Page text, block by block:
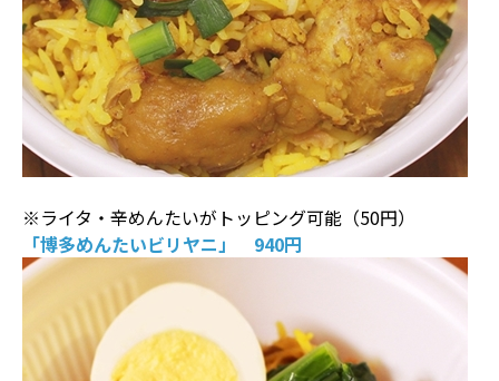
※ライタ・辛めんたいがトッピング可能（50円）
「博多めんたいビリヤニ」 940円